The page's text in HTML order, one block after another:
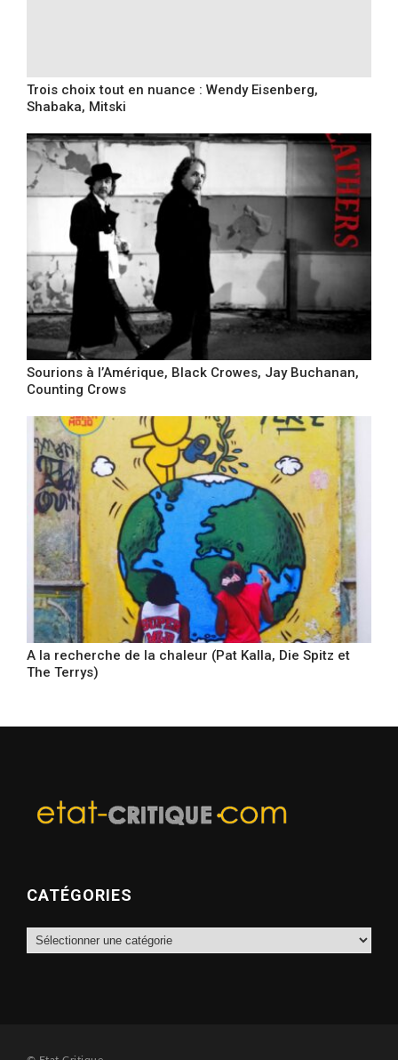
Trois choix tout en nuance : Wendy Eisenberg,
Shabaka, Mitski
Sourions à l’Amérique, Black Crowes, Jay Buchanan,
Counting Crows
A la recherche de la chaleur (Pat Kalla, Die Spitz et
The Terrys)
CATÉGORIES
Catégories